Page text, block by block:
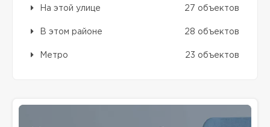
На этой улице 27 объектов
В этом районе 28 объектов
Метро 23 объектов